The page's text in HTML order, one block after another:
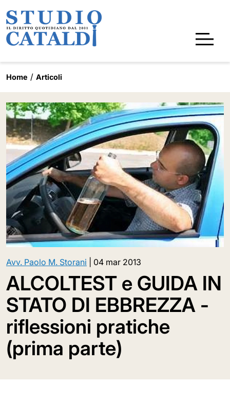
Home Articoli
Avv. Paolo M. Storani 04 mar 2013
ALCOLTEST e GUIDA IN
STATO DI EBBREZZA -
riflessioni pratiche
(prima parte)